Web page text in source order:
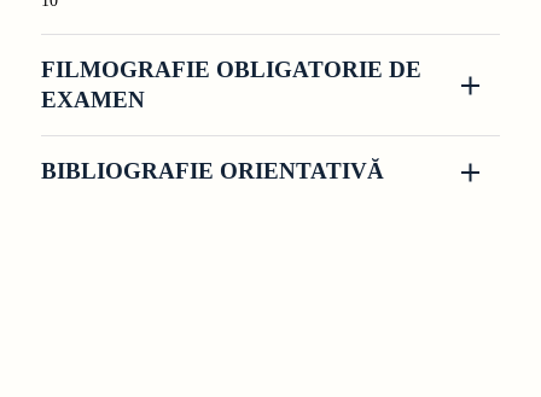
FILMOGRAFIE OBLIGATORIE DE
EXAMEN
BIBLIOGRAFIE ORIENTATIVĂ